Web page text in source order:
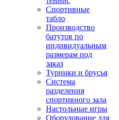
Спортивные
табло
Производство
батутов по
индивидуальным
размерам под
заказ
Турники и брусья
Система
разделения
спортивного зала
Настольные игры
Оборудование для